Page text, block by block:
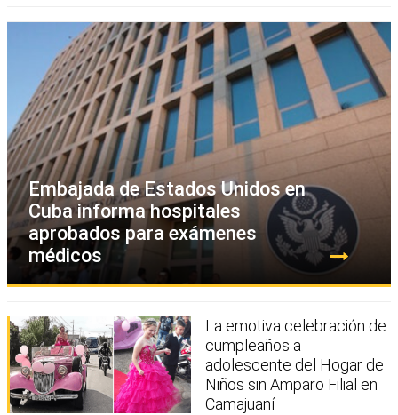
Embajada de Estados Unidos en
Cuba informa hospitales
aprobados para exámenes
médicos
La emotiva celebración de
cumpleaños a
adolescente del Hogar de
Niños sin Amparo Filial en
Camajuaní